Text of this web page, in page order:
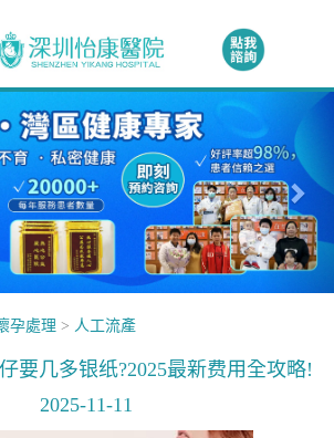
孕處理 > 人工流產
要几多银纸?2025最新费用全攻略!
2025-11-11